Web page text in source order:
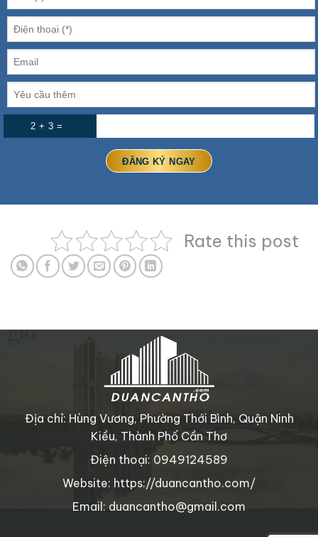
2 + 3 =
Rate this post
Địa chỉ: Hùng Vương, Phường Thới Bình, Quận Ninh
Kiều, Thành Phố Cần Thơ
Điện thoại: 0949124589
Website: https://duancantho.com/
Email: duancantho@gmail.com